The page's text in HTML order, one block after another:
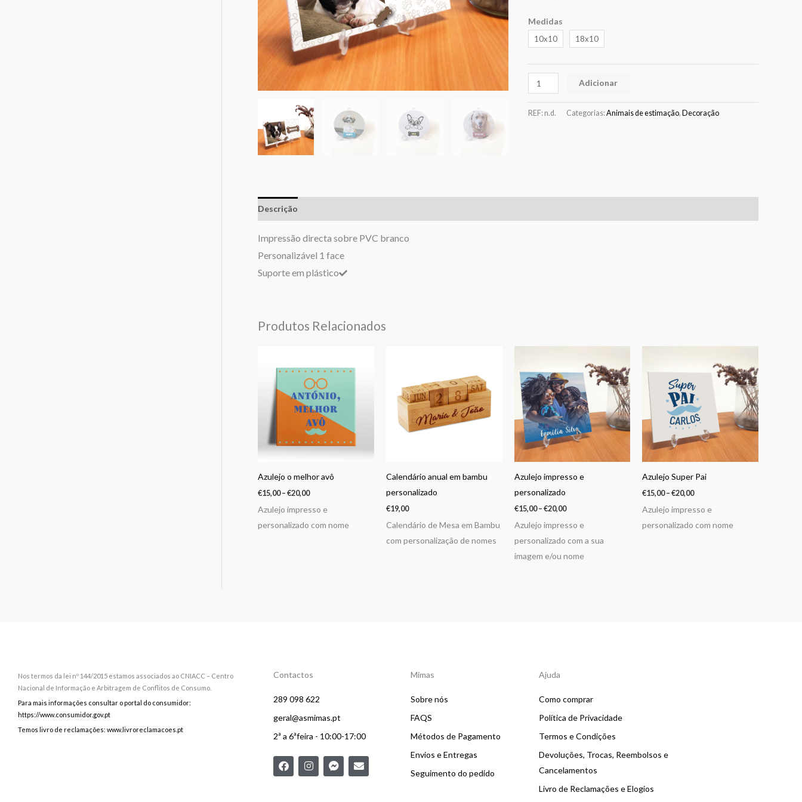
Medidas
10x10 18x10
Adicionar
REF: n.d. Categorias:Animais de estimação, Decoração
Descrição
Impressão directa sobre PVC branco
Personalizável 1 face
Suporte em plástico
Produtos Relacionados
Azulejo o melhor avô
€15,00 – €20,00
€15,00
through
€20,00
Azulejo impresso e
personalizado com nome
Calendário anual em bambu
personalizado
€19,00
Calendário de Mesa em Bambu
com personalização de nomes
Azulejo impresso e
personalizado
€15,00 – €20,00
€15,00
through
€20,00
Azulejo impresso e
personalizado com a sua
imagem e/ou nome
Azulejo Super Pai
€15,00– €20,00
€15,00
through
€20,00
Azulejo impresso e
personalizado com nome
Nos termos da lei nº 144/2015 estamos associados ao CNIACC – Centro
Nacional de Informação e Arbitragem de Conflitos de Consumo.
Para mais informações consultar o portal do consumidor:
https://www.consumidor.gov.pt
Temos livro de reclamações: www.livroreclamacoes.pt
Contactos
289 098 622
geral@asmimas.pt
2ª a 6ªfeira - 10:00-17:00
F
a
c
I
n
s
F
a
c
E
n
v
Mimas
Sobre nós
FAQS
Métodos de Pagamento
Envios e Entregas
Seguimento do pedido
Ajuda
Como comprar
Política de Privacidade
Termos e Condições
Devoluções, Trocas, Reembolsos e
Cancelamentos
Livro de Reclamações e Elogios